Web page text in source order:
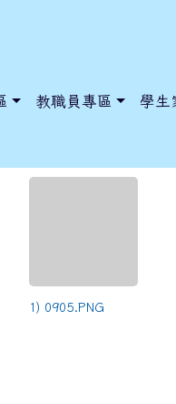
教職員專區 學生
112年環境
1) 0905.PNG